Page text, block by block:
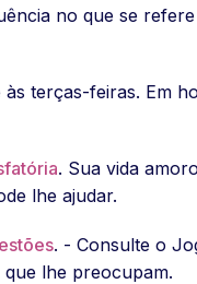
no que se
terças-feiras. Em
. Sua vida
lhe ajudar.
. - Consulte o
lhe preocupam.